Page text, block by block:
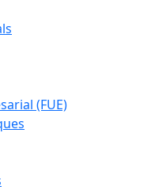
(FUE)